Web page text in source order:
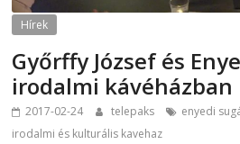
Hírek
Győrffy József és
irodalmi kávéházban
2017-02-24 telepaks enyedi
irodalmi és kulturális kavehaz